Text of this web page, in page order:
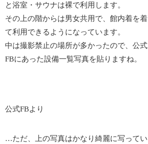
と浴室・サウナは裸で利用します。
その上の階からは男女共用で、館内着を着
て利用できるようになっています。
中は撮影禁止の場所が多かったので、公式
FBにあった設備一覧写真を貼りますね。
公式FBより
…ただ、上の写真はかなり綺麗に写ってい